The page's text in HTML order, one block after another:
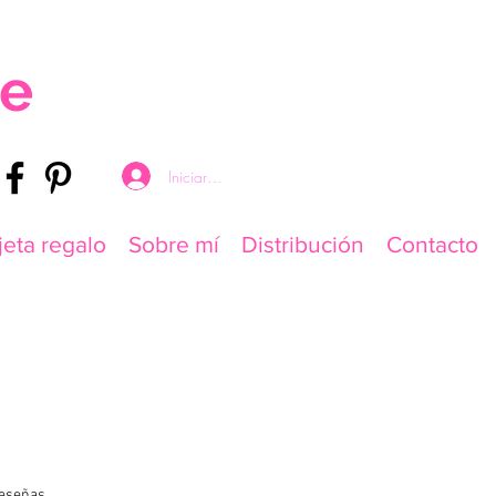
Iniciar sesión
regalo Sobre mí Distribución Contacto